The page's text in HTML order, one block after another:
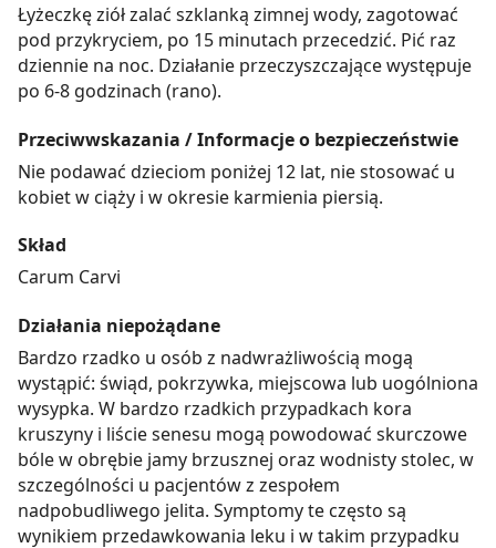
Łyżeczkę ziół zalać szklanką zimnej wody, zagotować
pod przykryciem, po 15 minutach przecedzić. Pić raz
dziennie na noc. Działanie przeczyszczające występuje
po 6-8 godzinach (rano).
Przeciwwskazania / Informacje o bezpieczeństwie
Nie podawać dzieciom poniżej 12 lat, nie stosować u
kobiet w ciąży i w okresie karmienia piersią.
Skład
Carum Carvi
Działania niepożądane
Bardzo rzadko u osób z nadwrażliwością mogą
wystąpić: świąd, pokrzywka, miejscowa lub uogólniona
wysypka. W bardzo rzadkich przypadkach kora
kruszyny i liście senesu mogą powodować skurczowe
bóle w obrębie jamy brzusznej oraz wodnisty stolec, w
szczególności u pacjentów z zespołem
nadpobudliwego jelita. Symptomy te często są
wynikiem przedawkowania leku i w takim przypadku